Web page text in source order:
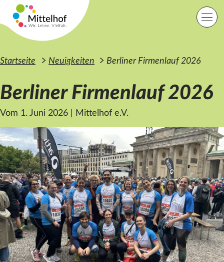
Zum Hauptinhalt der Seite springen
Lage Kontakt
Startseite
Angebote
Orte
Engagement
Über uns
Karriere
Spenden
Datenschutz
Impressum
Startseite Neuigkeiten Berliner Firmenlauf 2026
Berliner Firmenlauf 2026
Vom 1. Juni 2026 Mittelhof e.V.